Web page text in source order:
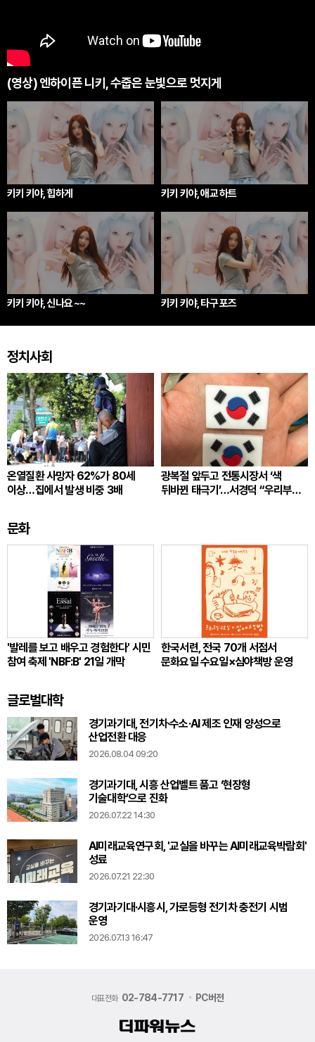
(영상) 엔하이픈 니키, 수줍은 눈빛으로 멋지게
키키 키야, 힙하게 키키 키야, 애교 하트
키키 키야, 신나요 ~~ 키키 키야, 타구 포즈
정치사회
온열질환 사망자 62%가 80세
이상…집에서 발생 비중 3배
광복절 앞두고 전통시장서 ‘색
뒤바뀐 태극기’…서경덕 “우리부터
문화
'발레를 보고 배우고 경험한다' 시민
참여 축제 'NBF:B' 21일 개막
한국서련, 전국 70개 서점서
문화요일 수요일×심야책방 운영
글로벌대학
경기과기대, 전기차·수소·AI 제조 인재 양성으로
산업전환 대응
2026.08.04 09:20
경기과기대, 시흥 산업벨트 품고 ‘현장형
기술대학’으로 진화
2026.07.22 14:30
AI미래교육연구회, '교실을 바꾸는 AI미래교육박람회'
성료
2026.07.21 22:30
경기과기대·시흥시, 가로등형 전기차 충전기 시범
운영
2026.07.13 16:47
대표전화 02-784-7717 PC버전